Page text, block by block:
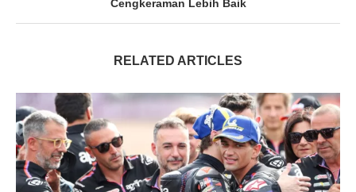
Cengkeraman Lebih Baik
RELATED ARTICLES